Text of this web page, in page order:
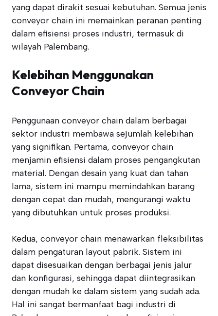
yang dapat dirakit sesuai kebutuhan. Semua jenis
conveyor chain ini memainkan peranan penting
dalam efisiensi proses industri, termasuk di
wilayah Palembang.
Kelebihan Menggunakan
Conveyor Chain
Penggunaan conveyor chain dalam berbagai
sektor industri membawa sejumlah kelebihan
yang signifikan. Pertama, conveyor chain
menjamin efisiensi dalam proses pengangkutan
material. Dengan desain yang kuat dan tahan
lama, sistem ini mampu memindahkan barang
dengan cepat dan mudah, mengurangi waktu
yang dibutuhkan untuk proses produksi.
Kedua, conveyor chain menawarkan fleksibilitas
dalam pengaturan layout pabrik. Sistem ini
dapat disesuaikan dengan berbagai jenis jalur
dan konfigurasi, sehingga dapat diintegrasikan
dengan mudah ke dalam sistem yang sudah ada.
Hal ini sangat bermanfaat bagi industri di